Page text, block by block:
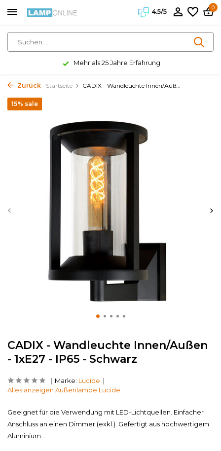
4.5/5
0
Mehr als 25 Jahre Erfahrung
Zurück Startseite CADIX - Wandleuchte Innen/Auß...
CADIX - Wandleuchte Innen/Außen
- 1xE27 - IP65 - Schwarz
15% sale
Marke: Lucide
Alles anzeigen Außenlampe Lucide
Geeignet für die Verwendung mit LED-Lichtquellen. Einfacher
Anschluss an einen Dimmer (exkl.). Gefertigt aus hochwertigem
Aluminium. .